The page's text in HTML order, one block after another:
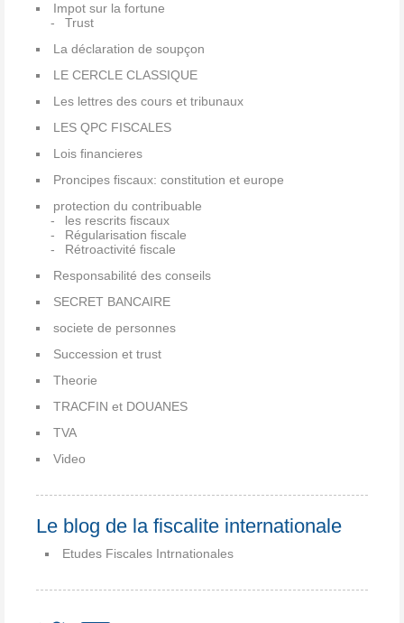
Impot sur la fortune
Trust
La déclaration de soupçon
LE CERCLE CLASSIQUE
Les lettres des cours et tribunaux
LES QPC FISCALES
Lois financieres
Proncipes fiscaux: constitution et europe
protection du contribuable
les rescrits fiscaux
Régularisation fiscale
Rétroactivité fiscale
Responsabilité des conseils
SECRET BANCAIRE
societe de personnes
Succession et trust
Theorie
TRACFIN et DOUANES
TVA
Video
Le blog de la fiscalite internationale
Etudes Fiscales Intrnationales